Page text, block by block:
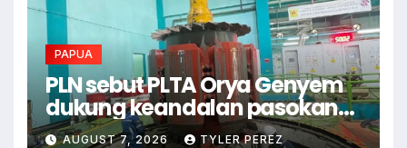
PAPUA
PLN sebut PLTA Orya Genyem
dukung keandalan pasokan
listrik di Papua
AUGUST 7, 2026 TYLER PEREZ